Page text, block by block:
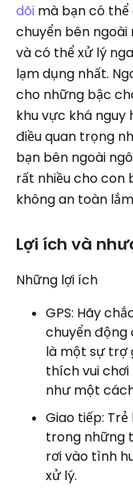
dõi mà bạn có
chuyển bên ngoài
và có thể xử lý
lạm dụng nhất.
cho những bậc
khu vực khá nguy
điều quan trọng
bạn bên ngoài
rất nhiều cho con
không an toàn
Lợi ích và
Những lợi ích
GPS: Hãy
chuyển động
là một sự trợ
thích vui
như một
Giao tiếp:
trong những
rơi vào tình
xử lý.